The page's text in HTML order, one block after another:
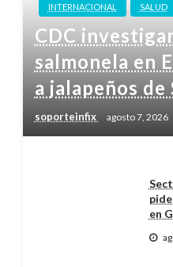
INTERNACIONAL SALUD
CDC
salmonela en
a jalapeños de
soporteinfix agosto 7, 2026
en